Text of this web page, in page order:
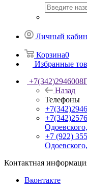
Личный
Корзина0
Избранные
+7(342)2946008
Назад
Телефоны
+7 (922)
Контактная
Вконтакте